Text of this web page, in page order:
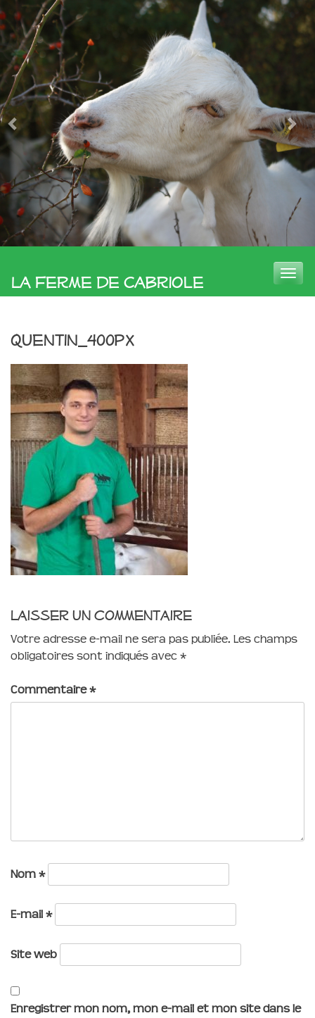
La Ferme de Cabriole
Toggle
quentin_400px
Laisser un commentaire
Votre adresse e-mail ne sera pas publiée. Les champs
obligatoires sont indiqués avec *
Commentaire*
Nom *
E-mail *
Site web
Enregistrer mon nom, mon e-mail et mon site dans le